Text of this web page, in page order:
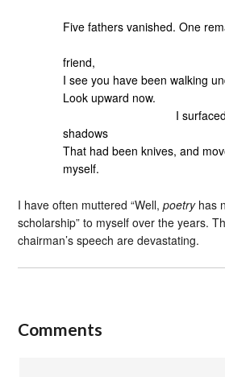
Five fathers vanished. One
friend,
I see you have been walking
Look upward now.
I surfaced
shadows
That had been knives, and
myself.
I have often muttered “Well,poetryhas
scholarship” to myself over the years.
chairman’s speech are devastating.
Comments